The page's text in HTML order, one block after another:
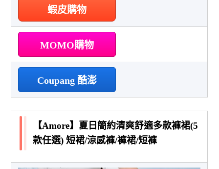
蝦皮購物
MOMO購物
Coupang 酷澎
【Amore】夏日簡約清爽舒適多款褲裙(5
款任選) 短裙/涼感褲/褲裙/短褲